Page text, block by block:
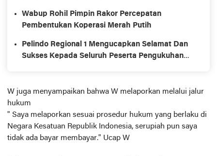
Wabup Rohil Pimpin Rakor Percepatan
Pembentukan Koperasi Merah Putih
Pelindo Regional 1 Mengucapkan Selamat Dan
Sukses Kepada Seluruh Peserta Pengukuhan
W juga menyampaikan bahwa W melaporkan melalui jalur
hukum
" Saya melaporkan sesuai prosedur hukum yang berlaku di
Negara Kesatuan Republik Indonesia, serupiah pun saya
tidak ada bayar membayar." Ucap W